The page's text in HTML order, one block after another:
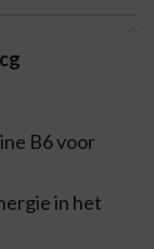
B6 voor
in het